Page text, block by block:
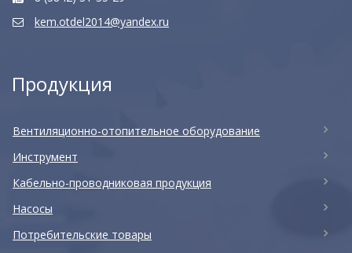
kem.otdel2014@yandex.ru
Продукция
Вентиляционно-отопительное оборудование
Инструмент
Кабельно-проводниковая продукция
Насосы
Потребительские товары